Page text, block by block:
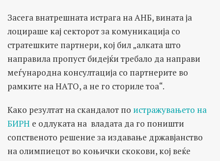
Засега внатрешната истрага на АНБ, вината ја
лоцираше кај секторот за комуникација со
стратешките партнери, кој бил „алката што
направила пропуст бидејќи требало да направи
меѓународна консултација со партнерите во
рамките на НАТО, а не го сториле тоа“.
Како резултат на скандалот по истражувањето на
БИРН е одлуката на владата да го поништи
сопственото решение за издавање државјанство
на олимпиецот во коњички скокови, кој веќе